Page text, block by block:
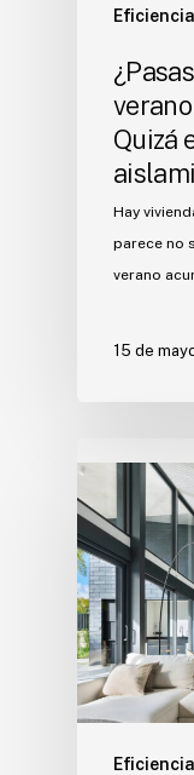
Eficiencia
Quizá
Hay
parece no
verano
15 de
Eficiencia